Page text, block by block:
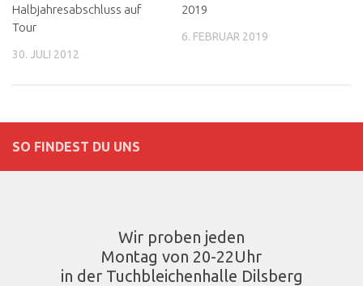
Halbjahresabschluss auf
Tour
30. JULI 2012
2019
6. FEBRUAR 2019
SO FINDEST DU UNS
Wir proben jeden
Montag von 20-22Uhr
in der Tuchbleichenhalle Dilsberg